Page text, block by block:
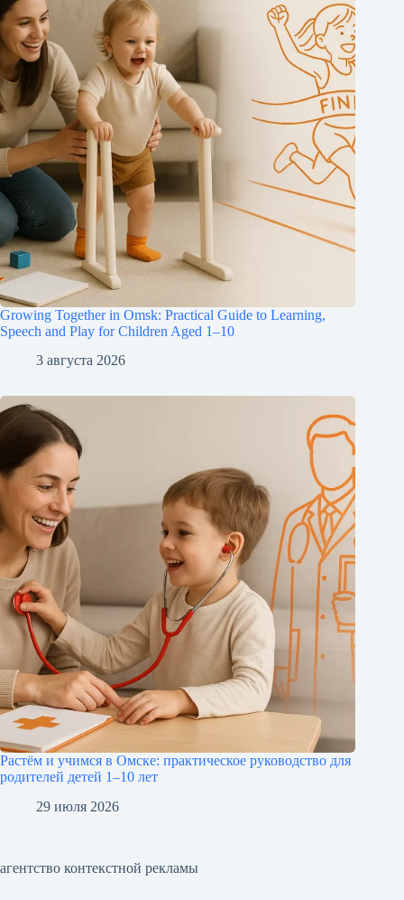
Growing Together in Omsk: Practical Guide to Learning,
Speech and Play for Children Aged 1–10
3 августа 2026
Растём и учимся в Омске: практическое руководство для
родителей детей 1–10 лет
29 июля 2026
агентство контекстной рекламы